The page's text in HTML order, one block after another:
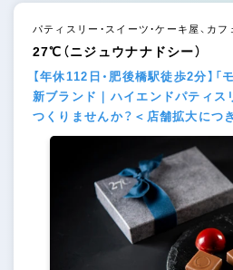
パティスリー・スイーツ・ケーキ屋、カフ
27℃（ニジュウナナドシー）
【年休112日・肥後橋駅徒歩2分】
新ブランド｜ハイエンドパティス
つくりませんか？＜店舗拡大につ